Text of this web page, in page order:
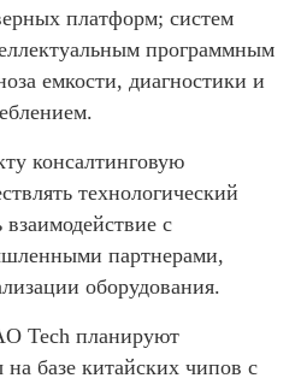
платформ; систем
программным
емкости, диагностики и
консалтинговую
технологический
взаимодействие с
партнерами,
оборудования.
Tech планируют
базе китайских чипов с